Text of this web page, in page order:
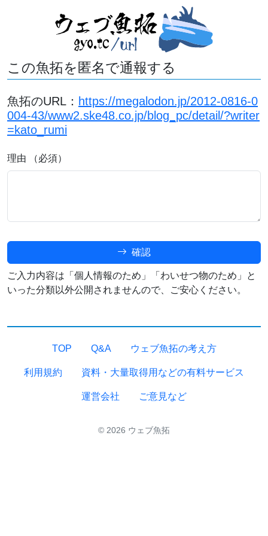
この魚拓を匿名で通報する
魚拓のURL： https://megalodon.jp/2012-0816-0
004-43/www2.ske48.co.jp/blog_pc/detail/?writer
=kato_rumi
理由 （必須）
確認
ご入力内容は「個人情報のため」「わいせつ物のため」と
いった分類以外公開されませんので、ご安心ください。
TOP Q&A ウェブ魚拓の考え方
利用規約 資料・大量取得用などの有料サービス
運営会社 ご意見など
© 2026 ウェブ魚拓